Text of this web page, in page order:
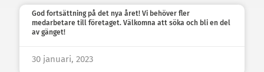
God fortsättning på det nya året! Vi behöver fler
medarbetare till företaget. Välkomna att söka och bli en del
av gänget!
30 januari, 2023